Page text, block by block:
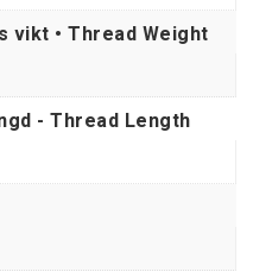
vikt • Thread Weight
- Thread Length